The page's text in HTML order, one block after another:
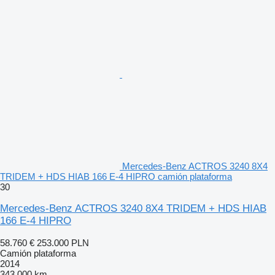
Mercedes-Benz ACTROS 3240 8X4
TRIDEM + HDS HIAB 166 E-4 HIPRO camión plataforma
30
Mercedes-Benz ACTROS 3240 8X4 TRIDEM + HDS HIAB
166 E-4 HIPRO
58.760 € 253.000 PLN
Camión plataforma
2014